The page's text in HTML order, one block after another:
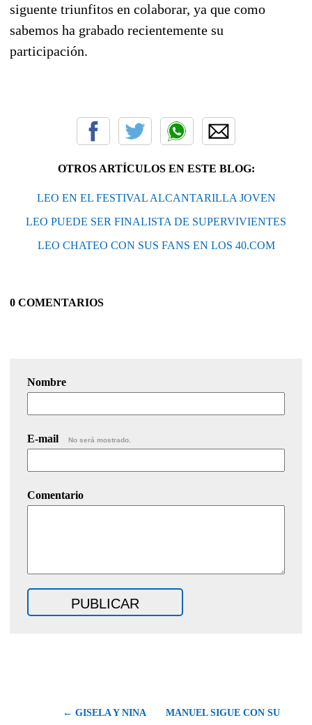
siguente triunfitos en colaborar, ya que como
sabemos ha grabado recientemente su
participación.
OTROS ARTÍCULOS EN ESTE BLOG:
LEO EN EL FESTIVAL ALCANTARILLA JOVEN
LEO PUEDE SER FINALISTA DE SUPERVIVIENTES
LEO CHATEO CON SUS FANS EN LOS 40.COM
0 COMENTARIOS
Nombre
E-mail No será mostrado.
Comentario
← GISELA Y NINA MANUEL SIGUE CON SU